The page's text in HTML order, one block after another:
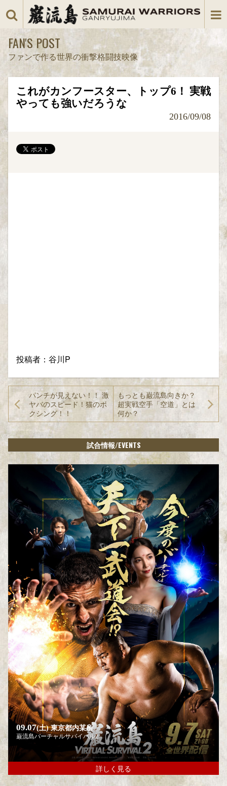
FAN'S POST
ファンで作る世界の衝撃格闘技映像
これがカンフースター、トップ6！ 実戦
やっても強いだろうな
2016/09/08
投稿者：谷川P
パンチが見えない！！ 激
ヤバのスピード！猫のボ
クシング！！
もっとも巌流島向きか？
超実戦空手「空道」とは
何か？
試合情報/EVENTS
09.07(土)東京都内某所
巌流島バーチャルサバイバル2
詳しく見る